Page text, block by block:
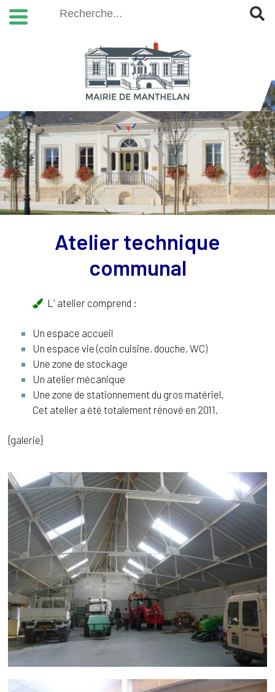
Atelier technique
communal
L' atelier comprend :
Un espace accueil
Un espace vie (coin cuisine, douche, WC)
Une zone de stockage
Un atelier mécanique
Une zone de stationnement du gros matériel.
Cet atelier a été totalement rénové en 2011.
{galerie}